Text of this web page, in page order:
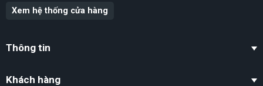
Xem hệ thống cửa hàng
Thông tin
Khách hàng